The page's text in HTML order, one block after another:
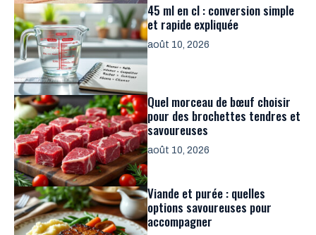
45 ml en cl : conversion simple
et rapide expliquée
août 10, 2026
Quel morceau de bœuf choisir
pour des brochettes tendres et
savoureuses
août 10, 2026
Viande et purée : quelles
options savoureuses pour
accompagner